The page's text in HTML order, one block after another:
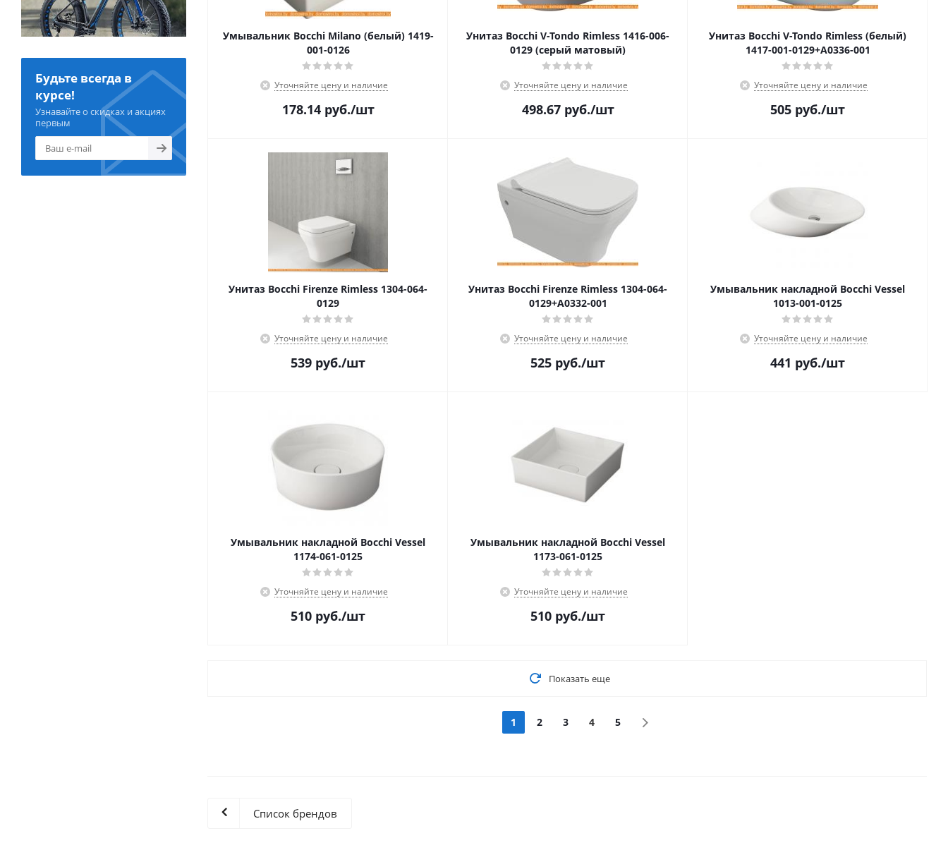
Умывальник Bocchi Milano (белый) 1419-
001-0126
Уточняйте цену и наличие
178.14руб./шт
Унитаз Bocchi V-Tondo Rimless 1416-006-
0129 (серый матовый)
Уточняйте цену и наличие
498.67руб./шт
Унитаз Bocchi V-Tondo Rimless (белый)
1417-001-0129+A0336-001
Уточняйте цену и наличие
505 руб./шт
Унитаз Bocchi Firenze Rimless 1304-064-
0129
Уточняйте цену и наличие
539 руб./шт
Унитаз Bocchi Firenze Rimless 1304-064-
0129+A0332-001
Уточняйте цену и наличие
525 руб./шт
Умывальник накладной Bocchi Vessel
1013-001-0125
Уточняйте цену и наличие
441 руб./шт
Умывальник накладной Bocchi Vessel
1174-061-0125
Уточняйте цену и наличие
510 руб./шт
Умывальник накладной Bocchi Vessel
1173-061-0125
Уточняйте цену и наличие
510 руб./шт
Показать еще
1 2 3 4 5
Список брендов
Будьте всегда в
курсе!
Узнавайте о скидках и акциях
первым